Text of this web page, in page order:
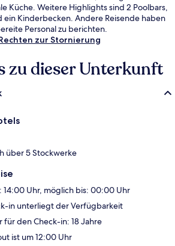
Küche. Weitere Highlights sind 2 Poolbars,
ein Kinderbecken. Andere Reisende haben
Personal zu berichten.
zur Stornierung
zu dieser Unterkunft
über 5 Stockwerke
14:00 Uhr, möglich bis: 00:00 Uhr
in unterliegt der Verfügbarkeit
für den Check-in: 18 Jahre
ist um 12:00 Uhr